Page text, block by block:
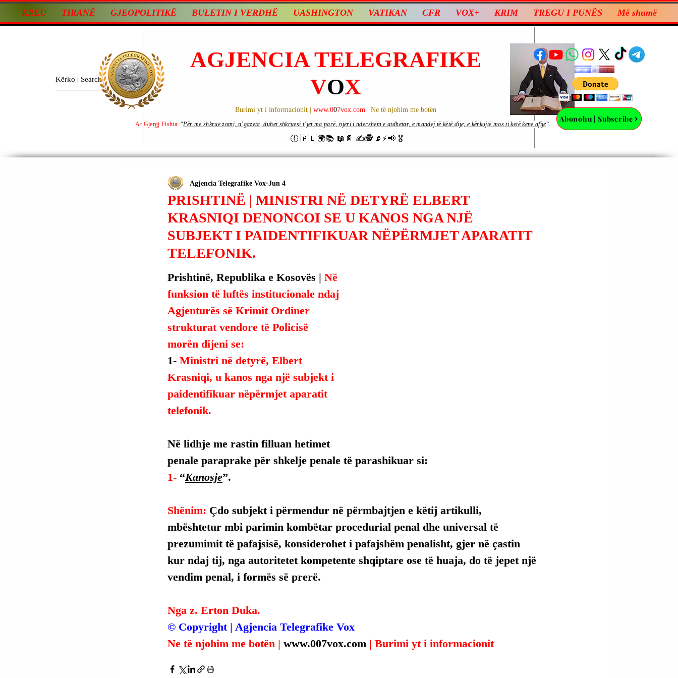
KREU TIRANË GJEOPOLITIKË BULETIN I VERDHË UASHINGTON VATIKAN CFR VOX+ KRIM TREGU I PUNËS Më shumë
AGJENCIA TELEGRAFIKE
VOX
Burimi yt i informacionit | www.007vox.com | Ne të njohim me botën
🕕 🇦🇱🌍📚 📖📄 ✍🕵️📡⚡️📢 🎖
Abonohu | Subscribe
At Gjergj Fishta: “Për me shkrue zotni, n’gazeta, duhet shkruesi t’jet ma parë, njeri i ndershëm e atdhetar, e mandej të këtë dije, e kërkujtë mos ti ketë kenë afije”.
PRISHTINË | MINISTRI NË DETYRË ELBERT
KRASNIQI DENONCOI SE U KANOS NGA NJË
SUBJEKT I PAIDENTIFIKUAR NËPËRMJET APARATIT
TELEFONIK.
Agjencia Telegrafike Vox Jun 4
Prishtinë, Republika e Kosovës | Në
funksion të luftës institucionale ndaj
Agjenturës së Krimit Ordiner
strukturat vendore të Policisë
morën dijeni se:
1- Ministri në detyrë, Elbert
Krasniqi, u kanos nga një subjekt i
paidentifikuar nëpërmjet aparatit
telefonik.
Në lidhje me rastin filluan hetimet
penale paraprake për shkelje penale të parashikuar si:
1- “Kanosje”.
Shënim: Çdo subjekt i përmendur në përmbajtjen e këtij artikulli,
mbështetur mbi parimin kombëtar procedurial penal dhe universal të
prezumimit të pafajsisë, konsiderohet i pafajshëm penalisht, gjer në çastin
kur ndaj tij, nga autoritetet kompetente shqiptare ose të huaja, do të jepet një
vendim penal, i formës së prerë.
Nga z. Erton Duka.
© Copyright | Agjencia Telegrafike Vox
Ne të njohim me botën | www.007vox.com | Burimi yt i informacionit